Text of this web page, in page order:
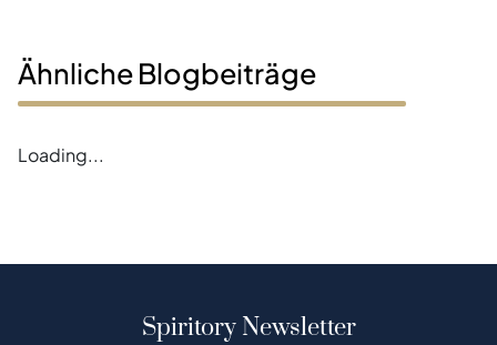
Ähnliche Blogbeiträge
Loading...
Spiritory Newsletter